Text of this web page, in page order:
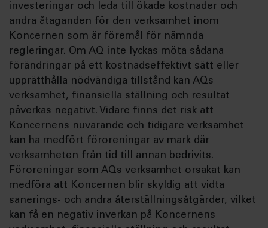
investeringar och leda till ökade kostnader och
andra åtaganden för den verksamhet inom
Koncernen som är föremål för nämnda
regleringar. Om AQ inte lyckas möta sådana
förändringar på ett kostnadseffektivt sätt eller
upprätthålla nödvändiga tillstånd kan AQs
verksamhet, finansiella ställning och resultat
påverkas negativt. Vidare finns det risk att
Koncernens nuvarande och tidigare verksamhet
kan ha medfört föroreningar av mark där
verksamheten från tid till annan bedrivits.
Föroreningar som AQs verksamhet orsakat kan
medföra att Koncernen blir skyldig att vidta
sanerings- och andra återställningsåtgärder, vilket
kan få en negativ inverkan på Koncernens